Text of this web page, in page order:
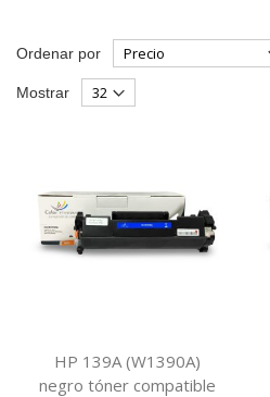
Ordenar por
Mostrar
HP 139A (W1390A)
negro tóner compatible